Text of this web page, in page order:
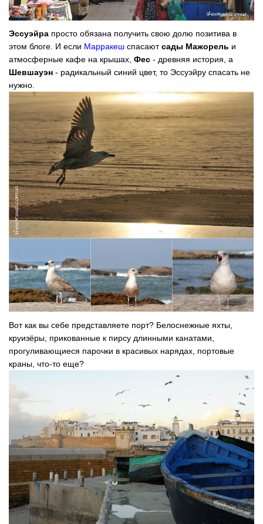
Эссуэйра просто обязана получить свою долю позитива в
этом блоге. И если Марракеш спасаютсады Мажорель и
атмосферные кафе на крышах, Фес - древняя история, а
Шевшауэн - радикальный синий цвет, то Эссуэйру спасать не
нужно.
Вот как вы себе представляете порт? Белоснежные яхты,
круизёры, прикованные к пирсу длинными канатами,
прогуливающиеся парочки в красивых нарядах, портовые
краны, что-то еще?